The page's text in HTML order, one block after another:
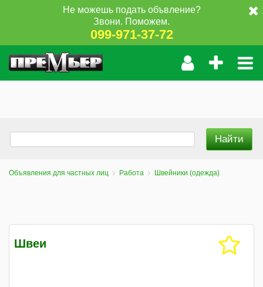
Не можешь подать объвление?
Звони. Поможем.
099-971-37-72
Объявления для частных лиц Работа Швейники (одежда)
Швеи